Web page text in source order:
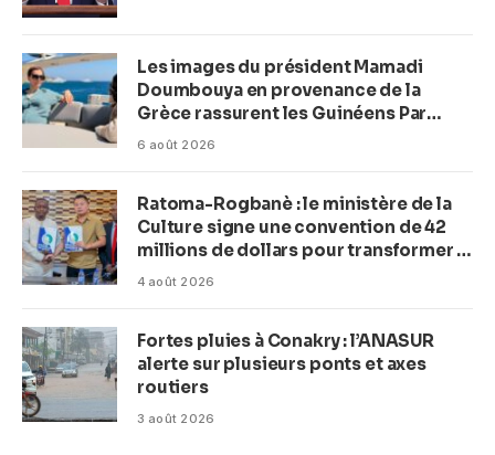
Les images du président Mamadi
Doumbouya en provenance de la
Grèce rassurent les Guinéens Par
(Macka Baldé)
6 août 2026
Ratoma-Rogbanè : le ministère de la
Culture signe une convention de 42
millions de dollars pour transformer la
plage en complexe balnéaire
4 août 2026
Fortes pluies à Conakry : l’ANASUR
alerte sur plusieurs ponts et axes
routiers
3 août 2026